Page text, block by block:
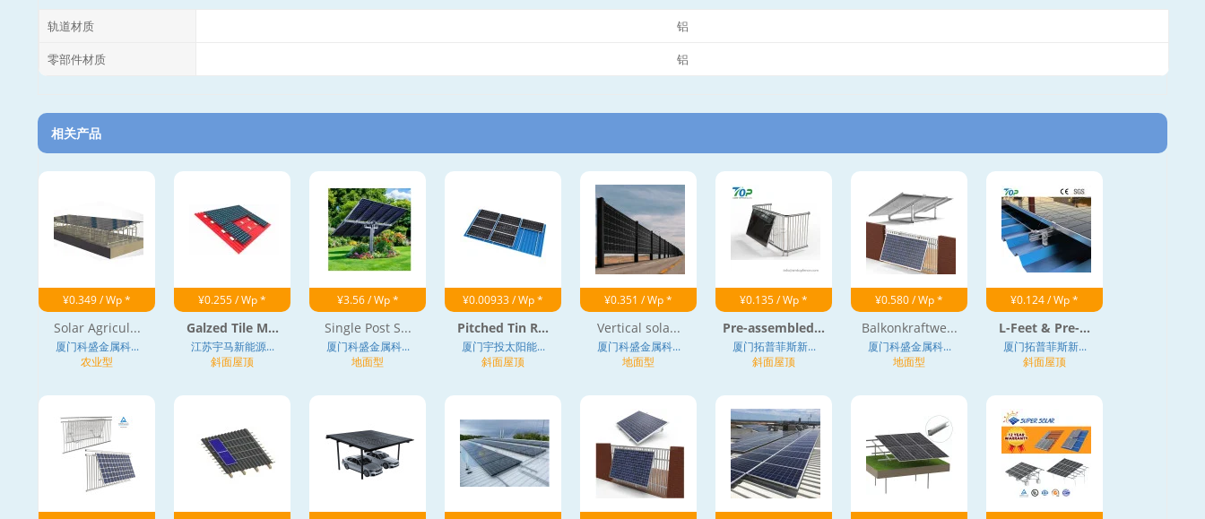
轨道材质 铝
零部件材质 铝
相关产品
¥0.349 / Wp *
Solar Agricul...
厦门科盛金属科...
农业型
¥0.255 / Wp *
Galzed Tile M...
江苏宇马新能源...
斜面屋顶
¥3.56 / Wp *
Single Post S...
厦门科盛金属科...
地面型
¥0.00933 / Wp *
Pitched Tin R...
厦门宇投太阳能...
斜面屋顶
¥0.351 / Wp *
Vertical sola...
厦门科盛金属科...
地面型
¥0.135 / Wp *
Pre-assembled...
厦门拓普菲斯新...
斜面屋顶
¥0.580 / Wp *
Balkonkraftwe...
厦门科盛金属科...
地面型
¥0.124 / Wp *
L-Feet & Pre-...
厦门拓普菲斯新...
斜面屋顶